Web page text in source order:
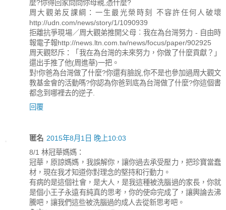
麼?你得回家問問你母親,憑什麼?
周大觀弟反課綱：一生最光榮時刻 不容許任何人破壞
http://udn.com/news/story/1/1090939
拒離抗爭現場／周大觀弟推開父母︰我在為台灣努力 - 自由時
報電子報http://news.ltn.com.tw/news/focus/paper/902925
周天觀怒斥：「我在為台灣的未來努力，你做了什麼貢獻？」
還出手推了他(周進華)一把。
對!你爸為台灣做了什麼?你還有臉說,你不是也參加過周大觀文
教基金會的活動嗎?你認為你爸到底為台灣做了什麼?你這個書
都念到哪裡去的逆子.
回覆
匿名 2015年8月1日 晚上10:03
8/1 林冠華媽媽：
冠華，原諒媽媽，我誤解你，讓你過去承受壓力，把珍寶當蠢
材，現在我才知道你對理念的堅持和行動力。
有病的是這個社會，是大人，是我這種被洗腦過的家長，你就
是個小王子永遠有純真的思考，你的使命完成了，讓輿論去沸
騰吧，讓我們這些被洗腦過的成人去從新思考吧。